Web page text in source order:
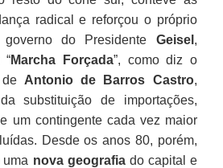
radical e reforçou o próprio
do Presidente Geisel ,
“Marcha Forçada”, como diz o
Antonio de Barros Castro,
substituição de importações,
um contingente cada vez maior
Desde os anos 80, porém,
nova geografiado capital e